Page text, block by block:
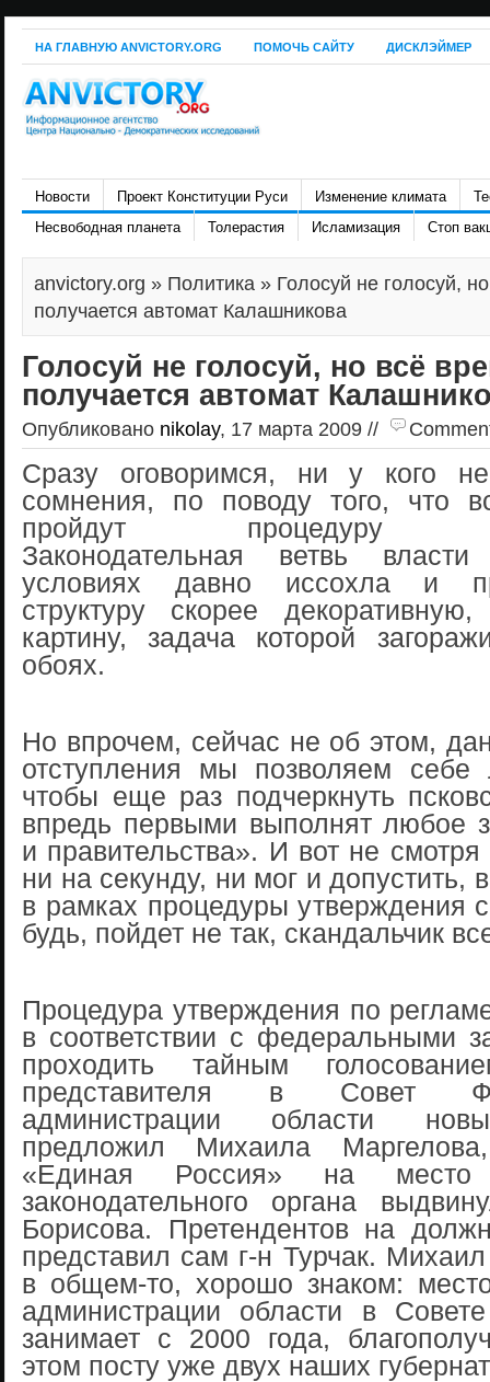
НА ГЛАВНУЮ ANVICTORY.ORG ПОМОЧЬ САЙТУ ДИСКЛЭЙМЕР
Новости Проект Конституции Руси Изменение климата
Несвободная планета
Толерастия Исламизация Стоп
anvictory.org » Политика » Голосуй не голосуй,
получается автомат Калашникова
Голосуй не голосуй, но всё
получается автомат
Опубликовано nikolay, 17 марта 2009 //
Сразу оговоримся, ни у кого
сомнения, по поводу того, что
пройдут процедуру
Законодательная ветвь
условиях давно иссохла и
структуру скорее
картину, задача которой
обоях.
Но впрочем, сейчас не об этом,
отступления мы позволяем
чтобы еще раз подчеркнуть
впредь первыми выполнят любое
и правительства». И вот не смотря
ни на секунду, ни мог и допустить,
в рамках процедуры утверждения
будь, пойдет не так, скандальчик
Процедура утверждения по
в соответствии с федеральными
проходить тайным
представителя в Совет
администрации области
предложил Михаила
«Единая Россия» на место
законодательного органа
Борисова. Претендентов на
представил сам г-н Турчак.
в общем-то, хорошо знаком:
администрации области в
занимает с 2000 года,
этом посту уже двух наших